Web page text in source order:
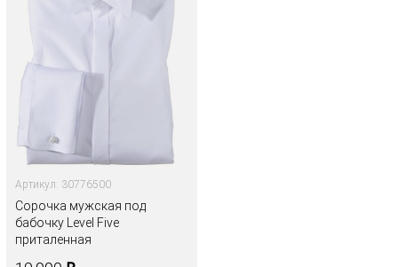
Артикул: 30776500
Сорочка мужская под
бабочку Level Five
приталенная